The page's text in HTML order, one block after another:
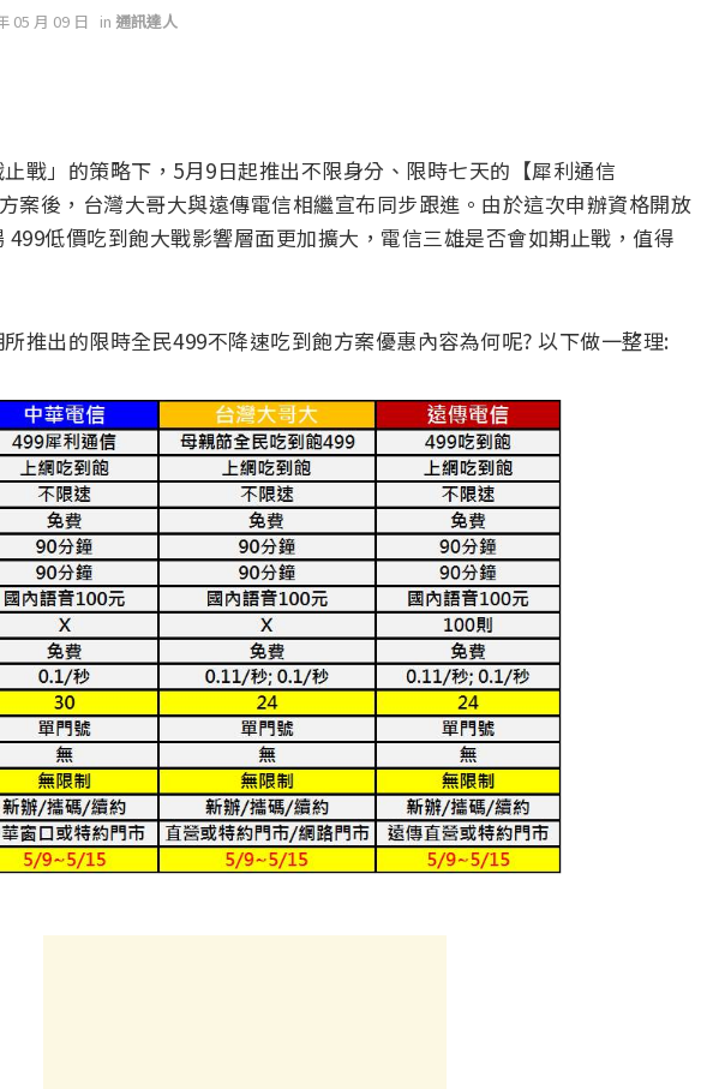
05 月 09 日 in 通訊達人
戰」的策略下，5月9日起推出不限身分、限時七天的【犀利通信
案後，台灣大哥大與遠傳電信相繼宣布同步跟進。由於這次申辦資格開放
499低價吃到飽大戰影響層面更加擴大，電信三雄是否會如期止戰，值得
推出的限時全民499不降速吃到飽方案優惠內容為何呢? 以下做一整理: